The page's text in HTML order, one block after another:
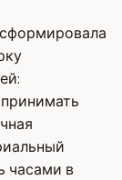
часами в